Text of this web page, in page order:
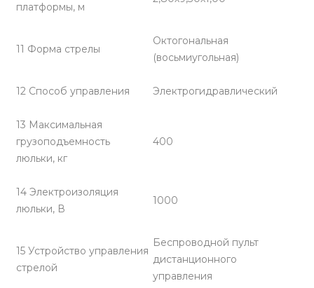
платформы, м
11 Форма стрелы
Октогональная
(восьмиугольная)
12 Способ управления Электрогидравлический
13 Максимальная
грузоподъемность
люльки, кг
400
14 Электроизоляция
люльки, В
1000
15 Устройство управления
стрелой
Беспроводной пульт
дистанционного
управления